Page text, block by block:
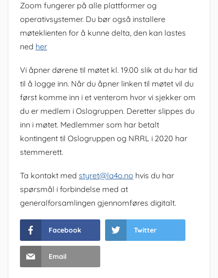
Zoom fungerer på alle plattformer og
operativsystemer. Du bør også installere
møteklienten for å kunne delta, den kan lastes
ned her
Vi åpner dørene til møtet kl. 19.00 slik at du har tid
til å logge inn. Når du åpner linken til møtet vil du
først komme inn i et venterom hvor vi sjekker om
du er medlem i Oslogruppen. Deretter slippes du
inn i møtet. Medlemmer som har betalt
kontingent til Oslogruppen og NRRL i 2020 har
stemmerett.
Ta kontakt med styret@la4o.no hvis du har
spørsmål i forbindelse med at
generalforsamlingen gjennomføres digitalt.
Facebook Twitter
Email